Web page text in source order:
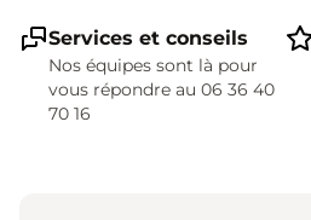
Services et conseils
Nos équipes sont là pour
vous répondre au 06 36 40
70 16